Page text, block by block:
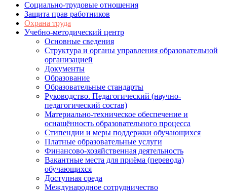
Социально-трудовые отношения
Защита прав работников
Охрана труда
Учебно-методический центр
Основные сведения
Структура и органы управления образовательной
организацией
Документы
Образование
Образовательные стандарты
Руководство. Педагогический (научно-
педагогический состав)
Материально-техническое обеспечение и
оснащённость образовательного процесса
Стипендии и меры поддержки обучающихся
Платные образовательные услуги
Финансово-хозяйственная деятельность
Вакантные места для приёма (перевода)
обучающихся
Доступная среда
Международное сотрудничество